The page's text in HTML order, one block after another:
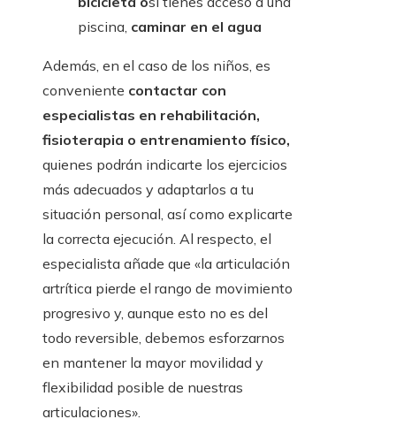
piscina, caminar en el agua
Además, en el caso de los niños, es
conveniente contactar con
especialistas en rehabilitación,
fisioterapia o entrenamiento físico,
quienes podrán indicarte los ejercicios
más adecuados y adaptarlos a tu
situación personal, así como explicarte
la correcta ejecución. Al respecto, el
especialista añade que «la articulación
artrítica pierde el rango de movimiento
progresivo y, aunque esto no es del
todo reversible, debemos esforzarnos
en mantener la mayor movilidad y
flexibilidad posible de nuestras
articulaciones».